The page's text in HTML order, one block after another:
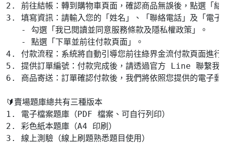
2. 前往結帳：轉到購物車頁面，確認商品無誤後，點選「結
3. 填寫資訊：請輸入您的「姓名」、「聯絡電話」及「電子
   - 勾選「我已閱讀並同意服務條款及隱私權政策」。
   - 點選「下單並前往付款頁面」。
4. 付款流程：系統將自動引導您前往綠界金流付款頁面進行
5. 提供訂單編號：付款完成後，請透過官方 Line 聯繫我
6. 商品寄送：訂單確認付款後，我們將依照您提供的電子郵
🔰賣場題庫總共有三種版本
1. 電子檔案題庫（PDF 檔案、可自行列印）
2. 彩色紙本題庫（A4 印刷）
3. 線上測驗（線上刷題熟悉題目使用）